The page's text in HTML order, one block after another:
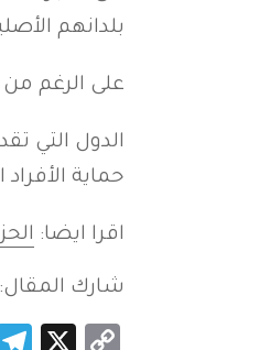
بلدانهم
على الرغم من
الدول التي
حماية
اقرا ايضا:
شارك المقال:
Copy
X